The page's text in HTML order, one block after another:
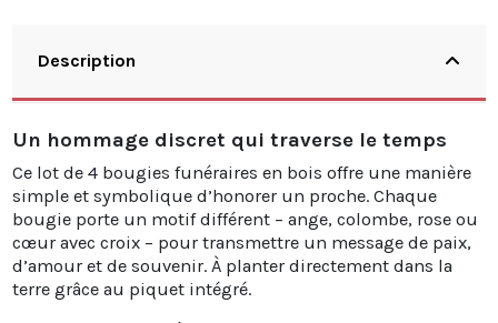
Description
Un hommage discret qui traverse le temps
Ce lot de 4 bougies funéraires en bois offre une manière
simple et symbolique d’honorer un proche. Chaque
bougie porte un motif différent – ange, colombe, rose ou
cœur avec croix – pour transmettre un message de paix,
d’amour et de souvenir. À planter directement dans la
terre grâce au piquet intégré.